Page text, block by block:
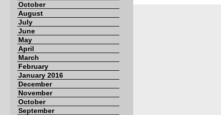
October
August
July
June
May
April
March
February
January 2016
December
November
October
September